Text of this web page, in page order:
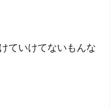
ていけてないもんな